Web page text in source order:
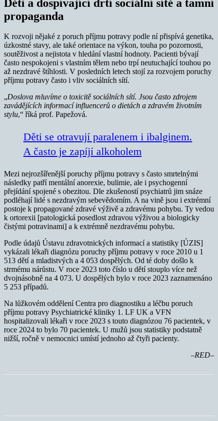
Děti a dospívající drtí sociální sítě a tamní
propaganda
K rozvoji nějaké z poruch příjmu potravy podle ní přispívá genetika,
úzkostné stavy, ale také orientace na výkon, touha po pozornosti,
soutěživost a nejistota v hledání vlastní hodnoty. Pacienti bývají
často nespokojeni s vlastním tělem nebo trpí neutuchající touhou po
až nezdravé štíhlosti. V posledních letech stojí za rozvojem poruchy
příjmu potravy často i vliv sociálních sítí.
„Doslova mluvíme o toxicitě sociálních sítí. Jsou často zdrojem
zavádějících informací influencerů o dietách a zdravém životním
stylu,“ říká prof. Papežová.
Děti se otravují paralenem i ibalginem.
A často je zapíjí alkoholem
Mezi nejrozšířenější poruchy příjmu potravy s často smrtelnými
následky patří mentální anorexie, bulimie, ale i psychogenní
přejídání spojené s obezitou. Dle zkušeností psychiatrů jim snáze
podléhají lidé s nezdravým sebevědomím. A na vině jsou i extrémní
postoje k propagované zdravé výživě a zdravému pohybu. Ty vedou
k ortorexii [patologická posedlost zdravou výživou a biologicky
čistými potravinami] a k extrémně nezdravému pohybu.
Podle údajů Ústavu zdravotnických informací a statistiky [ÚZIS]
vykázali lékaři diagnózu poruchy příjmu potravy v roce 2010 u 1
513 dětí a mladistvých a 4 053 dospělých. Od té doby došlo k
strmému nárůstu. V roce 2023 toto číslo u dětí stouplo více než
dvojnásobně na 4 073. U dospělých bylo v roce 2023 zaznamenáno
5 253 případů.
Na lůžkovém oddělení Centra pro diagnostiku a léčbu poruch
příjmu potravy Psychiatrické kliniky 1. LF UK a VFN
hospitalizovali lékaři v roce 2023 s touto diagnózou 76 pacientek, v
roce 2024 to bylo 70 pacientek. U mužů jsou statistiky podstatně
nižší, ročně v nemocnici umístí jednoho až čtyři pacienty.
–RED–